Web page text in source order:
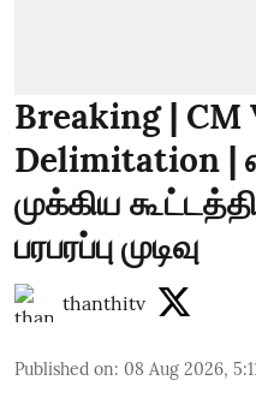
Breaking | CM
Delimitation |
முக்கிய
பரபரப்பு முடிவு
thanthitv
Published on: 08 Aug 2026,